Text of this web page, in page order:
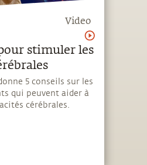
Video
stimuler les
5 conseils sur les
qui peuvent aider à
cérébrales.